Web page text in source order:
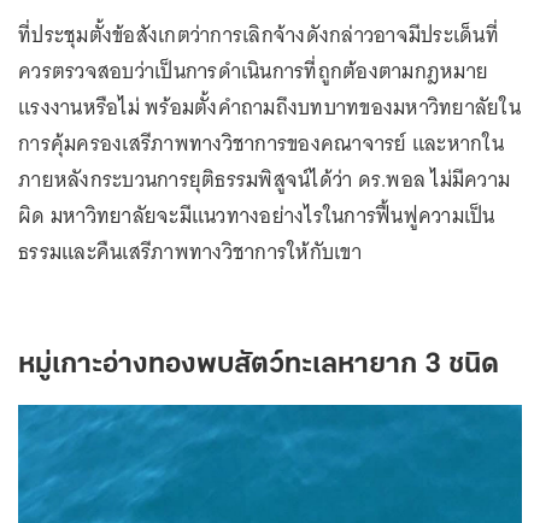
ที่ประชุมตั้งข้อสังเกตว่าการเลิกจ้างดังกล่าวอาจมีประเด็นที่
ควรตรวจสอบว่าเป็นการดำเนินการที่ถูกต้องตามกฎหมาย
แรงงานหรือไม่ พร้อมตั้งคำถามถึงบทบาทของมหาวิทยาลัยใน
การคุ้มครองเสรีภาพทางวิชาการของคณาจารย์ และหากใน
ภายหลังกระบวนการยุติธรรมพิสูจน์ได้ว่า ดร.พอล ไม่มีความ
ผิด มหาวิทยาลัยจะมีแนวทางอย่างไรในการฟื้นฟูความเป็น
ธรรมและคืนเสรีภาพทางวิชาการให้กับเขา
หมู่เกาะอ่างทองพบสัตว์ทะเลหายาก 3 ชนิด